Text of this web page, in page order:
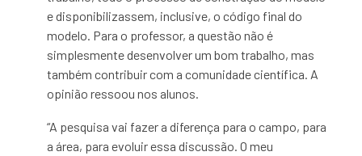
e disponibilizassem, inclusive, o código final do
modelo. Para o professor, a questão não é
simplesmente desenvolver um bom trabalho, mas
também contribuir com a comunidade científica. A
opinião ressoou nos alunos.
“A pesquisa vai fazer a diferença para o campo, para
a área, para evoluir essa discussão. O meu